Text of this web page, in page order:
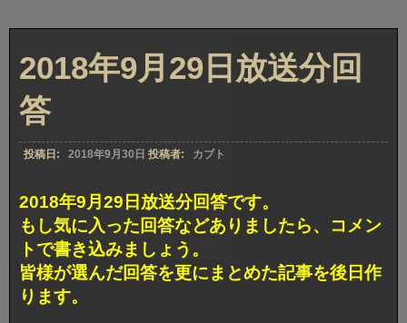
2018年9月29日放送分回
答
投稿日: 2018年9月30日 投稿者: カブト
2018年9月29日放送分回答です。
もし気に入った回答などありましたら、コメン
トで書き込みましょう。
皆様が選んだ回答を更にまとめた記事を後日作
ります。